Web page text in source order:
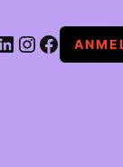
INSTAGRAMFACEBOOK